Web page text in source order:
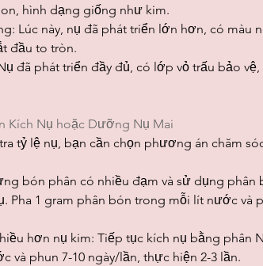
hình dạng giống như kim.
Lúc này, nụ đã phát triển lớn hơn, có màu
đầu to tròn.
đã phát triển đầy đủ, có lớp vỏ trấu bảo vệ,
Kích Nụ hoặc Dưỡng Nụ Mai
tỷ lệ nụ, bạn cần chọn phương án chăm
bón phân có nhiều đạm và sử dụng phân
Pha 1 gram phân bón trong mỗi lít nước và
hơn nụ kim: Tiếp tục kích nụ bằng phân
và phun 7-10 ngày/lần, thực hiện 2-3 lần.